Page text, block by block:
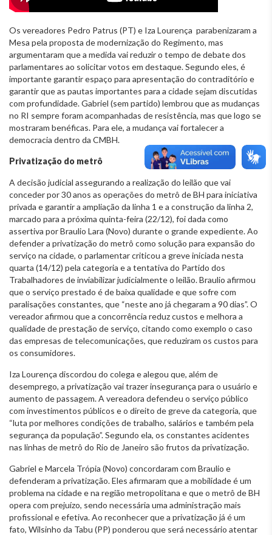
Os vereadores Pedro Patrus (PT) e Iza Lourença parabenizaram a
Mesa pela proposta de modernização do Regimento, mas
argumentaram que a medida vai reduzir o tempo de debate dos
parlamentares ao solicitar votos em destaque. Segundo eles, é
importante garantir espaço para apresentação do contraditório e
garantir que as pautas importantes para a cidade sejam discutidas
com profundidade. Gabriel (sem partido) lembrou que as mudanças
no RI sempre foram acompanhadas de resistência, mas que logo se
mostraram benéficas. Para ele, a mudança vai fortalecer a
democracia dentro da CMBH.
Privatização do metrô
A decisão judicial assegurando a realização do leilão que vai
conceder por 30 anos as operações do metrô de BH para iniciativa
privada e garantir a ampliação da linha 1 e a construção da linha 2,
marcado para a próxima quinta-feira (22/12), foi dada como
assertiva por Braulio Lara (Novo) durante o grande expediente. Ao
defender a privatização do metrô como solução para expansão do
serviço na cidade, o parlamentar criticou a greve iniciada nesta
quarta (14/12) pela categoria e a tentativa do Partido dos
Trabalhadores de inviabilizar judicialmente o leilão. Braulio afirmou
que o serviço prestado é de baixa qualidade e que sofre com
paralisações constantes, que “neste ano já chegaram a 90 dias”. O
vereador afirmou que a concorrência reduz custos e melhora a
qualidade de prestação de serviço, citando como exemplo o caso
das empresas de telecomunicações, que reduziram os custos para
os consumidores.
Iza Lourença discordou do colega e alegou que, além de
desemprego, a privatização vai trazer insegurança para o usuário e
aumento de passagem. A vereadora defendeu o serviço público
com investimentos públicos e o direito de greve da categoria, que
“luta por melhores condições de trabalho, salários e também pela
segurança da população”. Segundo ela, os constantes acidentes
nas linhas de metrô do Rio de Janeiro são frutos da privatização.
Gabriel e Marcela Trópia (Novo) concordaram com Braulio e
defenderam a privatização. Eles afirmaram que a mobilidade é um
problema na cidade e na região metropolitana e que o metrô de BH
opera com prejuízo, sendo necessária uma administração mais
profissional e efetiva. Ao reconhecer que a privatização já é um
fato, Wilsinho da Tabu (PP) ponderou que será necessário atentar